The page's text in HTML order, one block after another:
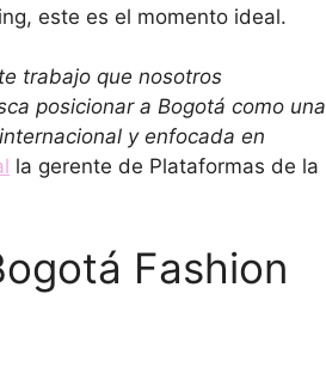
este es el momento ideal.
trabajo que nosotros
posicionar a Bogotá como una
y enfocada en
la gerente de Plataformas de la
Fashion